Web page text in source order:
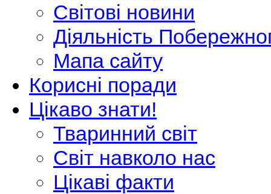
Світові новини
Діяльність
Мапа сайту
Корисні поради
Цікаво знати!
Тваринний світ
Світ навколо нас
Цікаві факти